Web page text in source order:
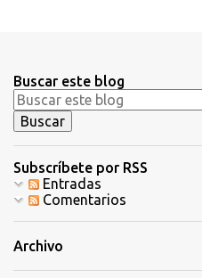
c
o
m
e
n
t
a
r
i
o
Buscar este blog
Subscríbete por RSS
Entradas
Comentarios
Archivo